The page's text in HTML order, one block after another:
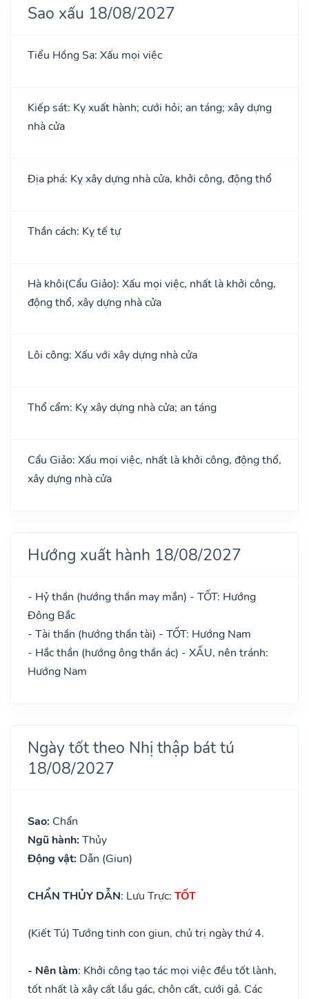
Sao xấu 18/08/2027
Tiểu Hồng Sa: Xấu mọi việc
Kiếp sát: Kỵ xuất hành; cưới hỏi; an táng; xây dựng
nhà cửa
Địa phá: Kỵ xây dựng nhà cửa, khởi công, động thổ
Thần cách: Kỵ tế tự
Hà khôi(Cẩu Giảo): Xấu mọi việc, nhất là khởi công,
động thổ, xây dựng nhà cửa
Lôi công: Xấu với xây dựng nhà cửa
Thổ cẩm: Kỵ xây dựng nhà cửa; an táng
Cẩu Giảo: Xấu mọi việc, nhất là khởi công, động thổ,
xây dựng nhà cửa
Hướng xuất hành 18/08/2027
- Hỷ thần (hướng thần may mắn) - TỐT: Hướng
Đông Bắc
- Tài thần (hướng thần tài) - TỐT: Hướng Nam
- Hắc thần (hướng ông thần ác) - XẤU, nên tránh:
Hướng Nam
Ngày tốt theo Nhị thập bát tú
18/08/2027
Sao: Chẩn
Ngũ hành: Thủy
Động vật: Dẫn (Giun)
CHẨN THỦY DẪN: Lưu Trực: TỐT
(Kiết Tú) Tướng tinh con giun, chủ trị ngày thứ 4.
- Nên làm: Khởi công tạo tác mọi việc đều tốt lành,
tốt nhất là xây cất lầu gác, chôn cất, cưới gả. Các